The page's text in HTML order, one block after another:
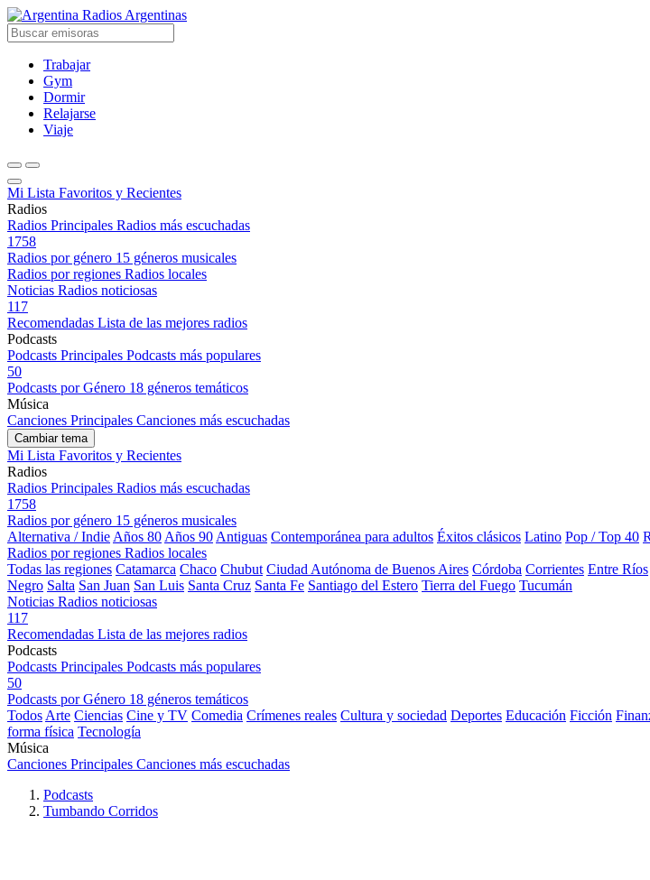
Radios Argentinas
Trabajar
Gym
Dormir
Relajarse
Viaje
Mi Lista Favoritos y Recientes
Radios
Radios Principales Radios más escuchadas
1758
Radios por género 15 géneros musicales
Radios por regiones Radios locales
Noticias Radios noticiosas
117
Recomendadas Lista de las mejores radios
Podcasts
Podcasts Principales Podcasts más populares
50
Podcasts por Género 18 géneros temáticos
Música
Canciones Principales Canciones más escuchadas
Cambiar tema
Mi Lista Favoritos y Recientes
Radios
Radios Principales Radios más escuchadas
1758
Radios por género 15 géneros musicales
Alternativa / Indie Años 80 Años 90 Antiguas Contemporánea para adultos Éxitos clásicos Latino Pop / Top 40
Radios por regiones Radios locales
Todas las regiones Catamarca Chaco Chubut Ciudad Autónoma de Buenos Aires Córdoba Corrientes Entre Ríos
Negro Salta San Juan San Luis Santa Cruz Santa Fe Santiago del Estero Tierra del Fuego Tucumán
Noticias Radios noticiosas
117
Recomendadas Lista de las mejores radios
Podcasts
Podcasts Principales Podcasts más populares
50
Podcasts por Género 18 géneros temáticos
Todos Arte Ciencias Cine y TV Comedia Crímenes reales Cultura y sociedad Deportes Educación Ficción
forma física Tecnología
Música
Canciones Principales Canciones más escuchadas
Podcasts
Tumbando Corridos